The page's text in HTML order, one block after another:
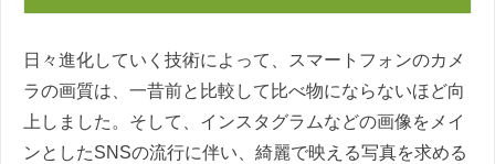
日々進化していく技術によって、スマートフォンのカメ
ラの画質は、一昔前と比較して比べ物にならないほど向
上しました。そして、インスタグラムなどの画像をメイ
ンとしたSNSの流行に伴い、綺麗で映える写真を求める